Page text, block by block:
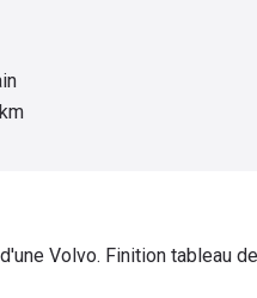
Volvo. Finition tableau